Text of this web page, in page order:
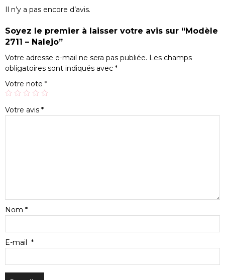
Il n’y a pas encore d’avis.
Soyez le premier à laisser votre avis sur “Modèle
2711 – Nalejo”
Votre adresse e-mail ne sera pas publiée. Les champs
obligatoires sont indiqués avec *
Votre note *
Votre avis *
Nom *
E-mail *